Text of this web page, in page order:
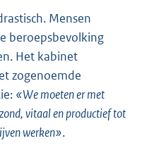
Mensen
beroepsbevolking
Het kabinet
zogenoemde
«We moeten er met
vitaal en productief tot
werken».